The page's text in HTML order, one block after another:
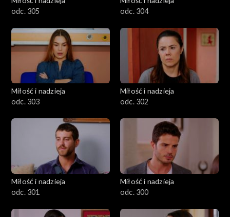
odc. 305
odc. 304
Miłość i nadzieja
odc. 303
Miłość i nadzieja
odc. 302
Miłość i nadzieja
odc. 301
Miłość i nadzieja
odc. 300